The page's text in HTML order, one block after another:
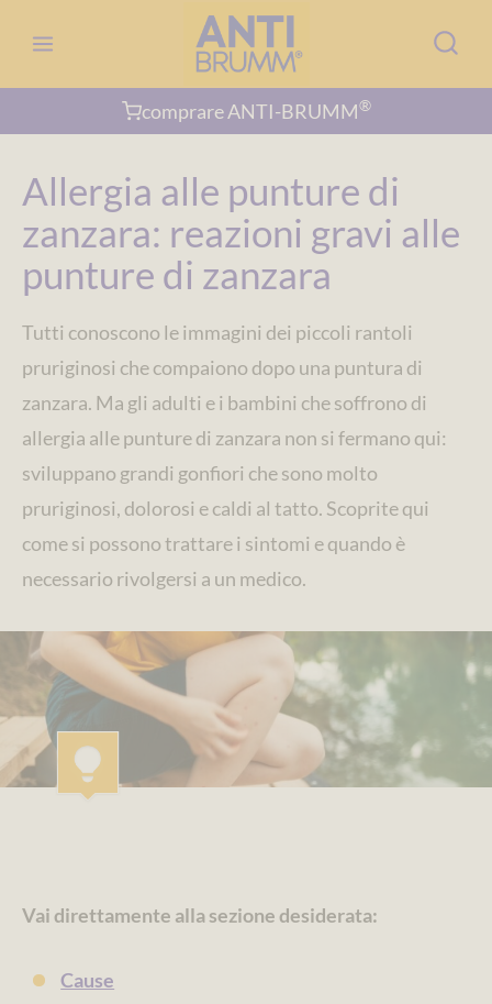
contenuto
comprare ANTI-BRUMM®
Allergia alle punture di
zanzara: reazioni gravi alle
punture di zanzara
Tutti conoscono le immagini dei piccoli rantoli
pruriginosi che compaiono dopo una puntura di
zanzara. Ma gli adulti e i bambini che soffrono di
allergia alle punture di zanzara non si fermano qui:
sviluppano grandi gonfiori che sono molto
pruriginosi, dolorosi e caldi al tatto. Scoprite qui
come si possono trattare i sintomi e quando è
necessario rivolgersi a un medico.
Vai direttamente alla sezione desiderata:
Cause